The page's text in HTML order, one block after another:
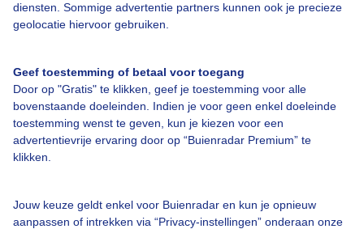
diensten. Sommige advertentie partners kunnen ook je precieze
geolocatie hiervoor gebruiken.
Geef toestemming of betaal voor toegang
Door op "Gratis" te klikken, geef je toestemming voor alle
bovenstaande doeleinden. Indien je voor geen enkel doeleinde
toestemming wenst te geven, kun je kiezen voor een
advertentievrije ervaring door op “Buienradar Premium” te
klikken.
Jouw keuze geldt enkel voor Buienradar en kun je opnieuw
aanpassen of intrekken via “Privacy-instellingen” onderaan onze
Over Buienradar
Bedrijfsgegevens
Contact